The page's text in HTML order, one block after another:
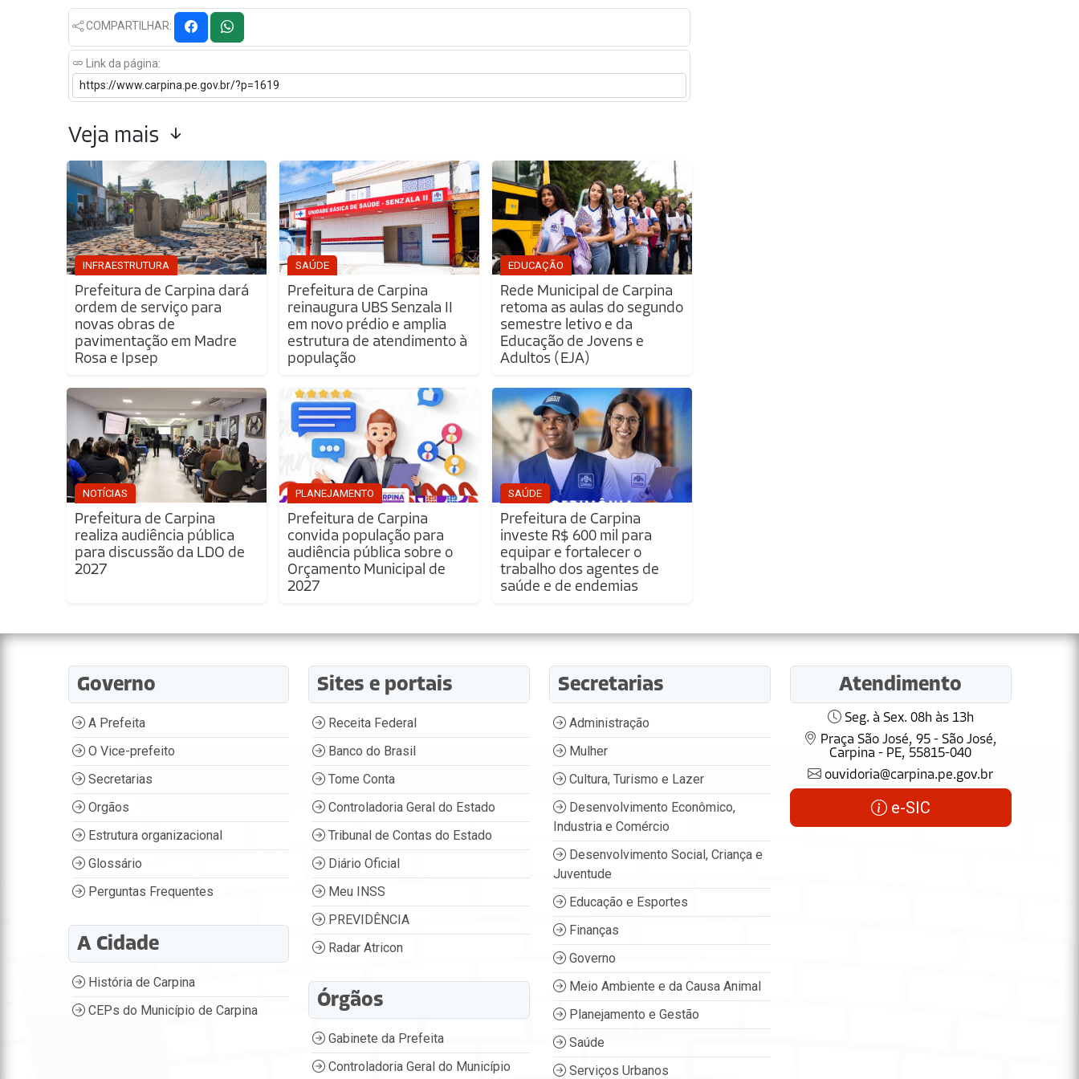
COMPARTILHAR:
Link da página:
Veja mais
INFRAESTRUTURA
Prefeitura de Carpina dará
ordem de serviço para
novas obras de
pavimentação em Madre
Rosa e Ipsep
SAÚDE
Prefeitura de Carpina
reinaugura UBS Senzala II
em novo prédio e amplia
estrutura de atendimento à
população
EDUCAÇÃO
Rede Municipal de Carpina
retoma as aulas do segundo
semestre letivo e da
Educação de Jovens e
Adultos (EJA)
NOTÍCIAS
Prefeitura de Carpina
realiza audiência pública
para discussão da LDO de
2027
PLANEJAMENTO
Prefeitura de Carpina
convida população para
audiência pública sobre o
Orçamento Municipal de
2027
SAÚDE
Prefeitura de Carpina
investe R$ 600 mil para
equipar e fortalecer o
trabalho dos agentes de
saúde e de endemias
Governo
A Prefeita
O Vice-prefeito
Secretarias
Orgãos
Estrutura organizacional
Glossário
Perguntas Frequentes
A Cidade
História de Carpina
CEPs do Município de Carpina
Sites e portais
Receita Federal
Banco do Brasil
Tome Conta
Controladoria Geral do Estado
Tribunal de Contas do Estado
Diário Oficial
Meu INSS
PREVIDÊNCIA
Radar Atricon
Órgãos
Gabinete da Prefeita
Controladoria Geral do Município
Secretarias
Administração
Mulher
Cultura, Turismo e Lazer
Desenvolvimento Econômico,
Industria e Comércio
Desenvolvimento Social, Criança e
Juventude
Educação e Esportes
Finanças
Governo
Meio Ambiente e da Causa Animal
Planejamento e Gestão
Saúde
Serviços Urbanos
Atendimento
Seg. à Sex. 08h às 13h
Praça São José, 95 - São José,
Carpina - PE, 55815-040
ouvidoria@carpina.pe.gov.br
e-SIC